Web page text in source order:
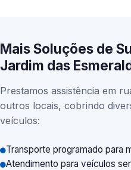
Mais Soluções de
Jardim das
Prestamos assistência em
outros locais, cobrindo
veículos:
Transporte programado para
Atendimento para veículos